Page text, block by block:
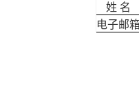
姓 名
电子邮